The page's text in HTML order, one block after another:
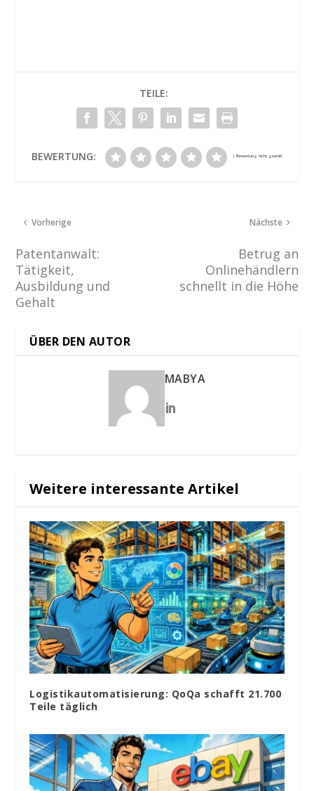
TEILE:
BEWERTUNG:
Vorherige
Patentanwalt:
Tätigkeit,
Ausbildung und
Gehalt
Nächste
Betrug an
Onlinehändlern
schnellt in die Höhe
ÜBER DEN AUTOR
MABYA
Weitere interessante Artikel
Logistikautomatisierung: QoQa schafft 21.700
Teile täglich